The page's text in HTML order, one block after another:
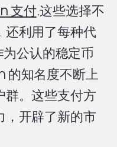
支付.这些选择不
还利用了每种代
公认的稳定币
的知名度不断上
群。这些支付方
，开辟了新的市